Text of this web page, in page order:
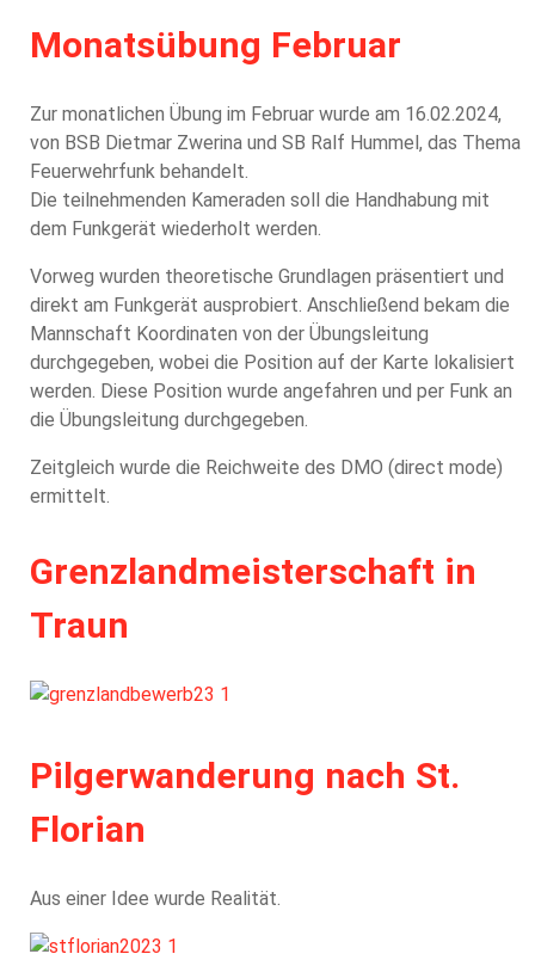
Monatsübung Februar
Zur monatlichen Übung im Februar wurde am 16.02.2024,
von BSB Dietmar Zwerina und SB Ralf Hummel, das Thema
Feuerwehrfunk behandelt.
Die teilnehmenden Kameraden soll die Handhabung mit
dem Funkgerät wiederholt werden.
Vorweg wurden theoretische Grundlagen präsentiert und
direkt am Funkgerät ausprobiert. Anschließend bekam die
Mannschaft Koordinaten von der Übungsleitung
durchgegeben, wobei die Position auf der Karte lokalisiert
werden. Diese Position wurde angefahren und per Funk an
die Übungsleitung durchgegeben.
Zeitgleich wurde die Reichweite des DMO (direct mode)
ermittelt.
Grenzlandmeisterschaft in
Traun
Pilgerwanderung nach St.
Florian
Aus einer Idee wurde Realität.